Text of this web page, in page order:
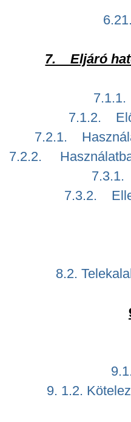
7. Eljáró
7.1.2.
7.2.1.
7.2.2.
7.3.1.
7.3.2.
8.2.
9. 1.2.